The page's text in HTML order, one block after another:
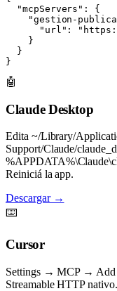
  "mcpServers": {
"gestion-
"url":
    }
  }
}
🤖
Claude Desktop
Edita ~/Library/
Support/Claude/
Reiniciá la app.
Descargar →
⌨️
Cursor
Settings → MCP → Add
Streamable HTTP nativo.